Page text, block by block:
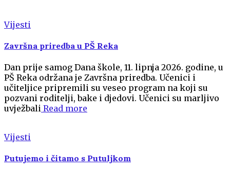
Vijesti
Završna priredba u PŠ Reka
Dan prije samog Dana škole, 11. lipnja 2026. godine, u
PŠ Reka održana je Završna priredba. Učenici i
učiteljice pripremili su veseo program na koji su
pozvani roditelji, bake i djedovi. Učenici su marljivo
uvježbali Read more
Vijesti
Putujemo i čitamo s Putuljkom